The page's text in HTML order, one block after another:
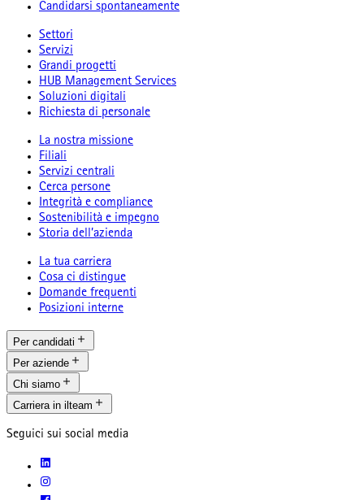
Candidarsi spontaneamente
Settori
Servizi
Grandi progetti
HUB Management Services
Soluzioni digitali
Richiesta di personale
La nostra missione
Filiali
Servizi centrali
Cerca persone
Integrità e compliance
Sostenibilità e impegno
Storia dell’azienda
La tua carriera
Cosa ci distingue
Domande frequenti
Posizioni interne
Per candidati
Per aziende
Chi siamo
Carriera in ilteam
Seguici sui social media